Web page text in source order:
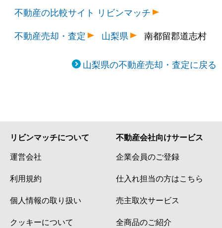
不動産の比較サイト リビンマッチ
不動産売却・査定
山梨県 南都留郡道志村
山梨県の不動産売却・査定に戻る
リビンマッチについて
運営会社
利用規約
個人情報の取り扱い
クッキーについて
不動産会社向けサービス
企業会員のご登録
仕入れ担当の方はこちら
売主取次サービス
全商品のご紹介